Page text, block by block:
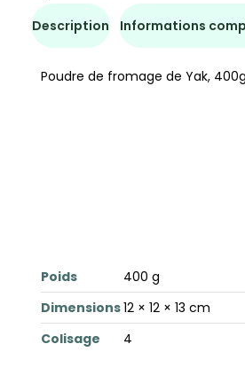
Description Informations
Poudre de fromage de Yak, 400g
Poids
400 g
Dimensions12 × 12 × 13 cm
Colisage
4